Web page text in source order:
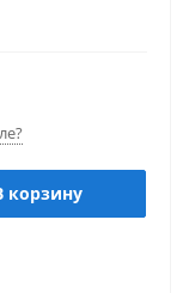
корзину